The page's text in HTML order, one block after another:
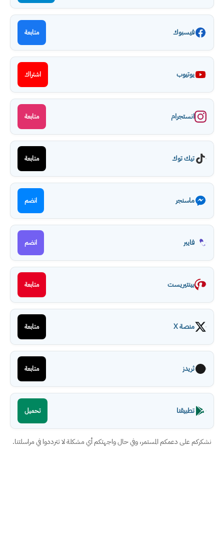
فيسبوك متابعة
يوتيوب اشتراك
انستجرام متابعة
تيك توك متابعة
ماسنجر انضم
فايبر انضم
بينتيريست متابعة
منصة X متابعة
ثريدز متابعة
تطبيقنا تحميل
نشكركم على دعمكم المستمر، وفي حال واجهتكم أي مشكلة لا تترددوا في مراسلتنا.